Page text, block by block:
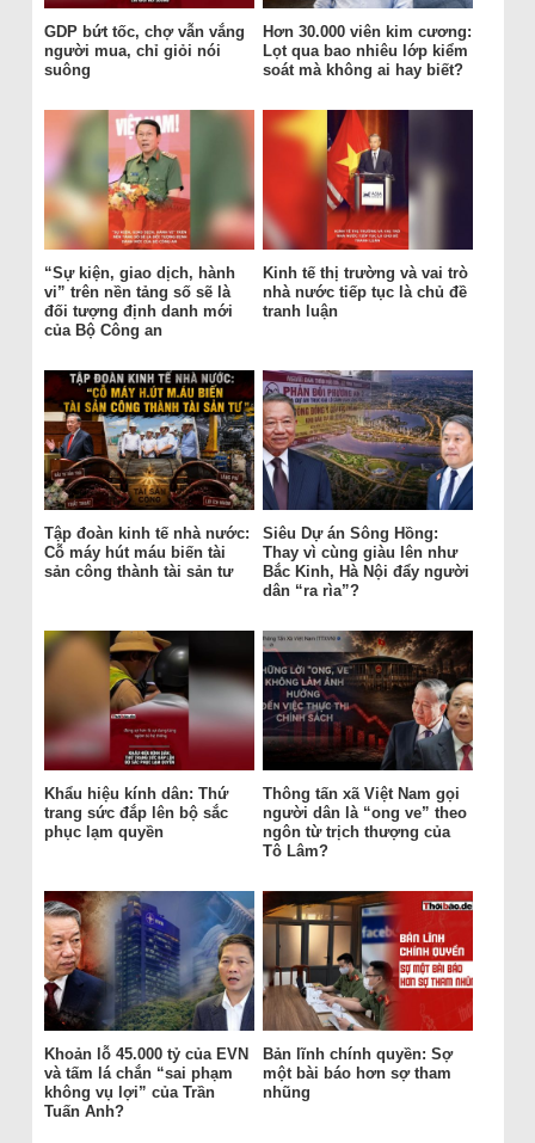
GDP bứt tốc, chợ vẫn vắng
người mua, chỉ giỏi nói
suông
Hơn 30.000 viên kim cương:
Lọt qua bao nhiêu lớp kiểm
soát mà không ai hay biết?
“Sự kiện, giao dịch, hành
vi” trên nền tảng số sẽ là
đối tượng định danh mới
của Bộ Công an
Kinh tế thị trường và vai trò
nhà nước tiếp tục là chủ đề
tranh luận
Tập đoàn kinh tế nhà nước:
Cỗ máy hút máu biến tài
sản công thành tài sản tư
Siêu Dự án Sông Hồng:
Thay vì cùng giàu lên như
Bắc Kinh, Hà Nội đẩy người
dân “ra rìa”?
Khẩu hiệu kính dân: Thứ
trang sức đắp lên bộ sắc
phục lạm quyền
Thông tấn xã Việt Nam gọi
người dân là “ong ve” theo
ngôn từ trịch thượng của
Tô Lâm?
Khoản lỗ 45.000 tỷ của EVN
và tấm lá chắn “sai phạm
không vụ lợi” của Trần
Tuấn Anh?
Bản lĩnh chính quyền: Sợ
một bài báo hơn sợ tham
nhũng